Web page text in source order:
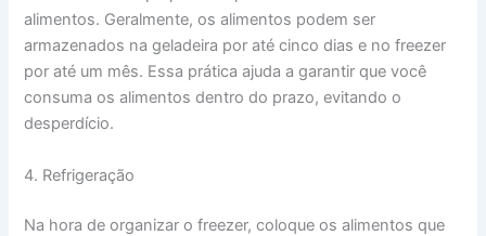
alimentos. Geralmente, os alimentos podem ser
armazenados na geladeira por até cinco dias e no freezer
por até um mês. Essa prática ajuda a garantir que você
consuma os alimentos dentro do prazo, evitando o
desperdício.
4. Refrigeração
Na hora de organizar o freezer, coloque os alimentos que